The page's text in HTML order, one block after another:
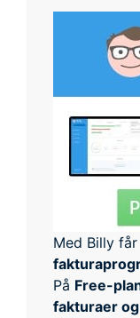
Med Billy
På Free-
fakturaer